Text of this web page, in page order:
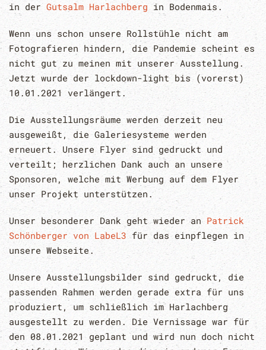
in der Gutsalm Harlachberg in Bodenmais.
Wenn uns schon unsere Rollstühle nicht am
Fotografieren hindern, die Pandemie scheint es
nicht gut zu meinen mit unserer Ausstellung.
Jetzt wurde der lockdown-light bis (vorerst)
10.01.2021 verlängert.
Die Ausstellungsräume werden derzeit neu
ausgeweißt, die Galeriesysteme werden
erneuert. Unsere Flyer sind gedruckt und
verteilt; herzlichen Dank auch an unsere
Sponsoren, welche mit Werbung auf dem Flyer
unser Projekt unterstützen.
Unser besonderer Dank geht wieder an Patrick
Schönberger von LabeL3 für das einpflegen in
unsere Webseite.
Unsere Ausstellungsbilder sind gedruckt, die
passenden Rahmen werden gerade extra für uns
produziert, um schließlich im Harlachberg
ausgestellt zu werden. Die Vernissage war für
den 08.01.2021 geplant und wird nun doch nicht